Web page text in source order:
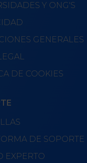
Y ONG'S
GENERALES
DE COOKIES
DE SOPORTE
EXPERTO